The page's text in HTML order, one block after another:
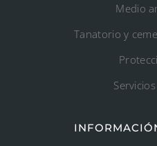
Medio
Tanatorio y